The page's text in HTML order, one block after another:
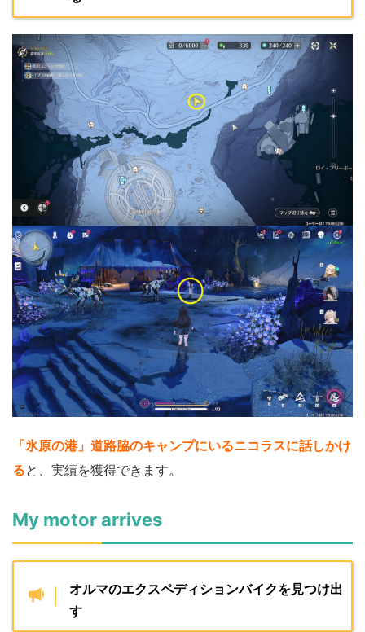
「氷原の港」道路脇のキャンプにいるニコラスに話しかけ
ると、実績を獲得できます。
My motor arrives
オルマのエクスペディションバイクを見つけ出
す